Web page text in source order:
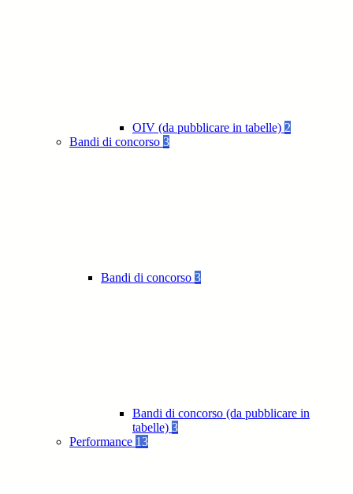
OIV (da pubblicare in tabelle) 2
Bandi di concorso 3
Bandi di concorso 3
Bandi di concorso (da pubblicare in
tabelle) 3
Performance 13